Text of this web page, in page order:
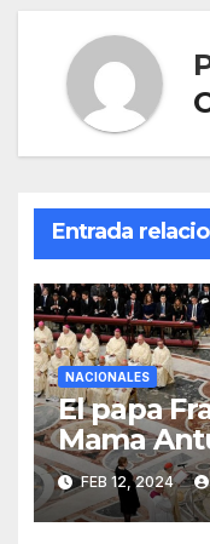
Entrada
NACIONALES
El papa
Mama
en la
FEB 12, 2024